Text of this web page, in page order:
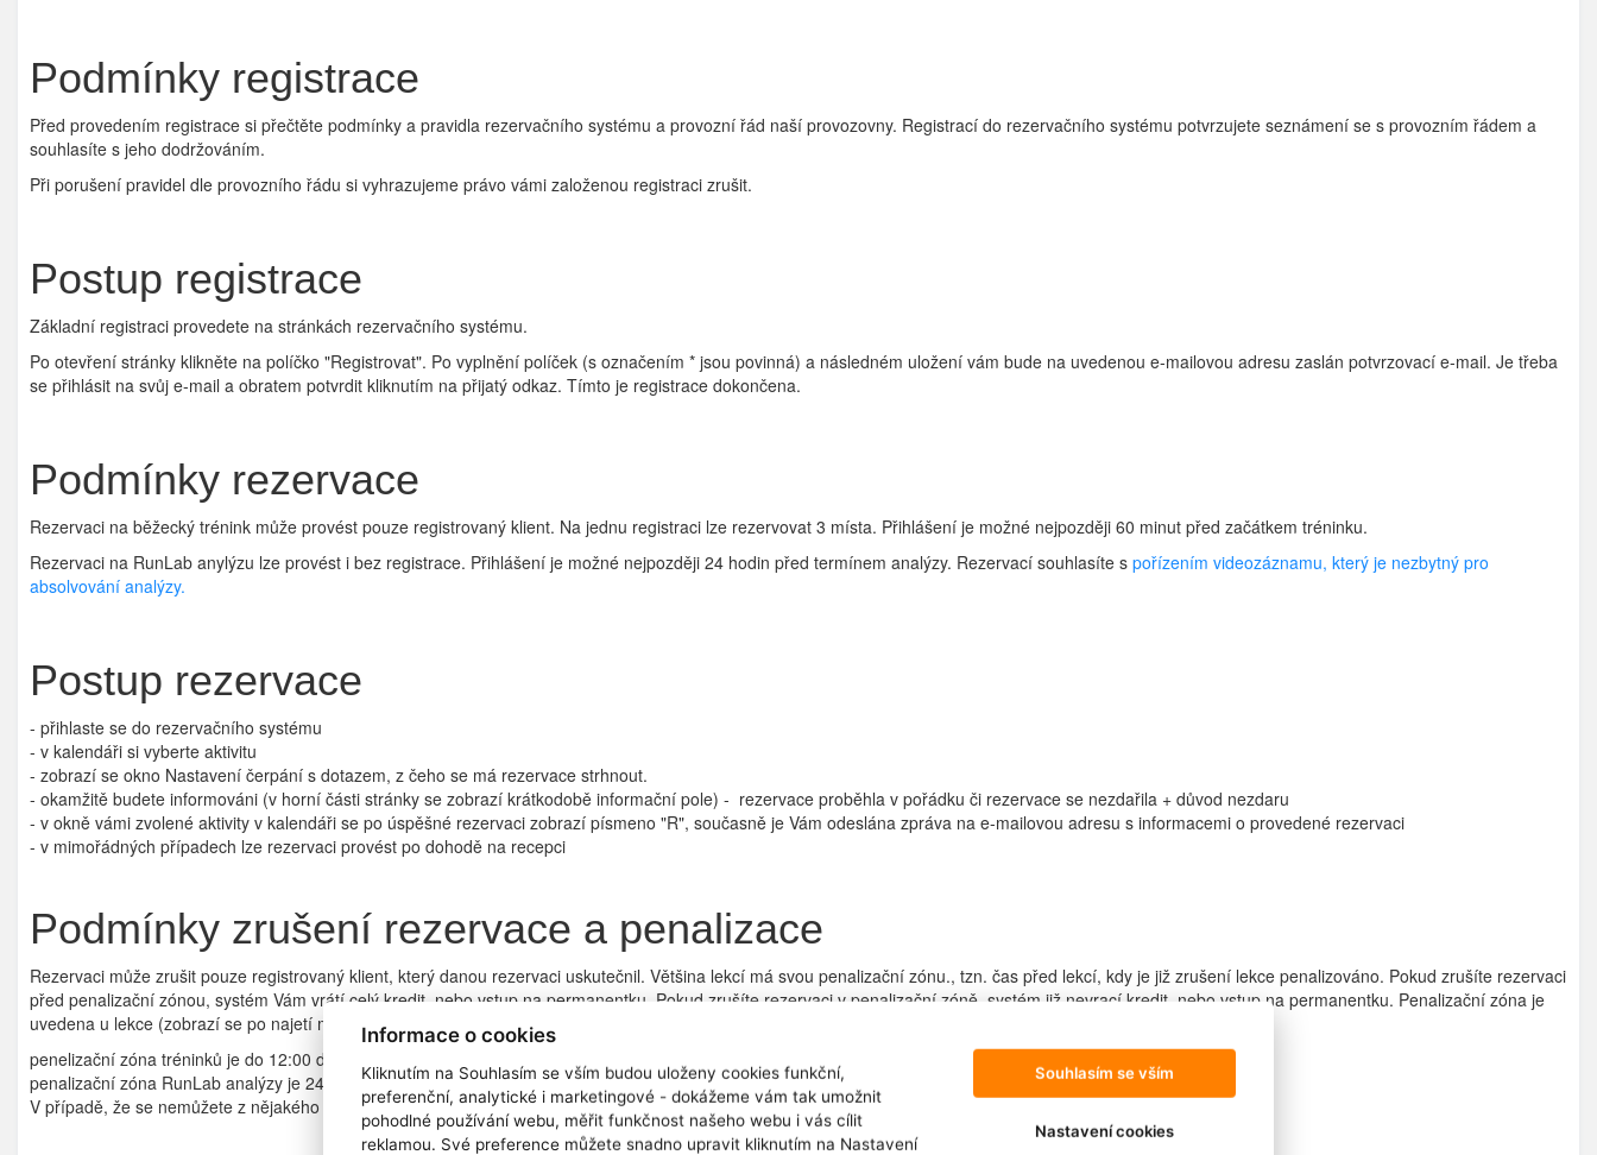
Informace o cookies
Kliknutím na Souhlasím se vším budou uloženy cookies funkční,
preferenční, analytické i marketingové - dokážeme vám tak umožnit
pohodlné používání webu, měřit funkčnost našeho webu i vás cílit
reklamou. Své preference můžete snadno upravit kliknutím na Nastavení
Souhlasím se vším
Nastavení cookies
Podmínky registrace
Před provedením registrace si přečtěte podmínky a pravidla rezervačního systému a provozní řád naší provozovny. Registrací do rezervačního systému potvrzujete seznámení se s provozním řádem a
souhlasíte s jeho dodržováním.
Při porušení pravidel dle provozního řádu si vyhrazujeme právo vámi založenou registraci zrušit.
Postup registrace
Základní registraci provedete na stránkách rezervačního systému.
Po otevření stránky klikněte na políčko "Registrovat". Po vyplnění políček (s označením * jsou povinná) a následném uložení vám bude na uvedenou e-mailovou adresu zaslán potvrzovací e-mail. Je třeba
se přihlásit na svůj e-mail a obratem potvrdit kliknutím na přijatý odkaz. Tímto je registrace dokončena.
Podmínky rezervace
Rezervaci na běžecký trénink může provést pouze registrovaný klient. Na jednu registraci lze rezervovat 3 místa. Přihlášení je možné nejpozději 60 minut před začátkem tréninku.
Rezervaci na RunLab anylýzu lze provést i bez registrace. Přihlášení je možné nejpozději 24 hodin před termínem analýzy. Rezervací souhlasíte s pořízením videozáznamu, který je nezbytný pro
absolvování analýzy.
Postup rezervace
- přihlaste se do rezervačního systému
- v kalendáři si vyberte aktivitu
- zobrazí se okno Nastavení čerpání s dotazem, z čeho se má rezervace strhnout.
- okamžitě budete informováni (v horní části stránky se zobrazí krátkodobě informační pole) - rezervace proběhla v pořádku či rezervace se nezdařila + důvod nezdaru
- v okně vámi zvolené aktivity v kalendáři se po úspěšné rezervaci zobrazí písmeno "R", současně je Vám odeslána zpráva na e-mailovou adresu s informacemi o provedené rezervaci
- v mimořádných případech lze rezervaci provést po dohodě na recepci
Podmínky zrušení rezervace a penalizace
Rezervaci může zrušit pouze registrovaný klient, který danou rezervaci uskutečnil. Většina lekcí má svou penalizační zónu., tzn. čas před lekcí, kdy je již zrušení lekce penalizováno. Pokud zrušíte rezervaci
před penalizační zónou, systém Vám vrátí celý kredit, nebo vstup na permanentku. Pokud zrušíte rezervaci v penalizační zóně, systém již nevrací kredit, nebo vstup na permanentku. Penalizační zóna je
uvedena u lekce (zobrazí se po najetí myší na lekci).
penelizační zóna tréninků je do 12:00 dne, ve kterém trénink probíhá
penalizační zóna RunLab analýzy je 24 hodin před termínem analýzy
V případě, že se nemůžete z nějakého náhlého důvodu dostavit po vypršení penalizační zóny, kontaktujte nás na tel. 770 612 191 a vyřešíme to individuálně.